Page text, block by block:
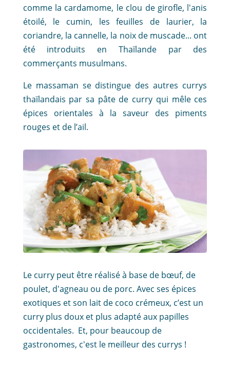
comme la cardamome, le clou de girofle, l'anis
étoilé, le cumin, les feuilles de laurier, la
coriandre, la cannelle, la noix de muscade... ont
été introduits en Thaïlande par des
commerçants musulmans.
Le massaman se distingue des autres currys
thaïlandais par sa pâte de curry qui mêle ces
épices orientales à la saveur des piments
rouges et de l’ail.
Le curry peut être réalisé à base de bœuf, de
poulet, d'agneau ou de porc. Avec ses épices
exotiques et son lait de coco crémeux, c’est un
curry plus doux et plus adapté aux papilles
occidentales. Et, pour beaucoup de
gastronomes, c'est le meilleur des currys !